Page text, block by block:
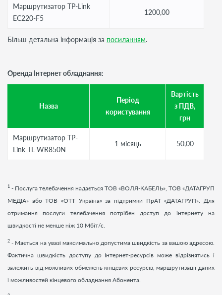
Маршрутизатор TP-Link
EC220-F5
1200,00
Більш детальна інформація за посиланням.
Оренда Інтернет обладнання:
Назва
Період
користування
Вартість
з ПДВ,
грн
Маршрутизатор TP-
Link TL-WR850N
1 місяць 50,00
1 - Послуга телебачення надається ТОВ «ВОЛЯ-КАБЕЛЬ», ТОВ «ДАТАГРУП
МЕДІА» або ТОВ «ОТТ Україна» за підтримки ПрАТ «ДАТАГРУП». Для
отримання послуги телебачення потрібен доступ до інтернету на
швидкості не менше ніж 10 Мбіт/с.
2 - Мається на увазі максимально допустима швидкість за вашою адресою.
Фактична швидкість доступу до Інтернет-ресурсів може відрізнятись і
залежить від можливих обмежень кінцевих ресурсів, маршрутизації даних
і можливостей кінцевого обладнання Абонента.